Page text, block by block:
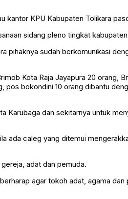
KPU Kabupaten Tolikara
sidang pleno tingkat
pihaknya sudah berkomunikasi
Kota Raja Jayapura 20 orang,
bokondini 10 orang dibantu
Karubaga dan sekitarnya untuk
ada caleg yang ditemui
adat dan pemuda.
agar tokoh adat, agama